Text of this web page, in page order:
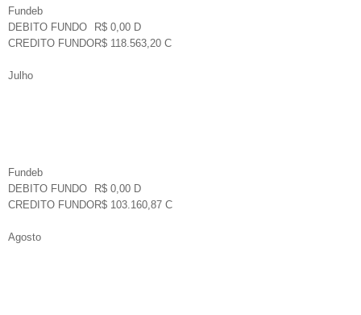
Fundeb
DEBITO FUNDO
R$ 0,00 D
CREDITO FUNDOR$ 118.563,20 C
Julho
Fundeb
DEBITO FUNDO
R$ 0,00 D
CREDITO FUNDOR$ 103.160,87 C
Agosto